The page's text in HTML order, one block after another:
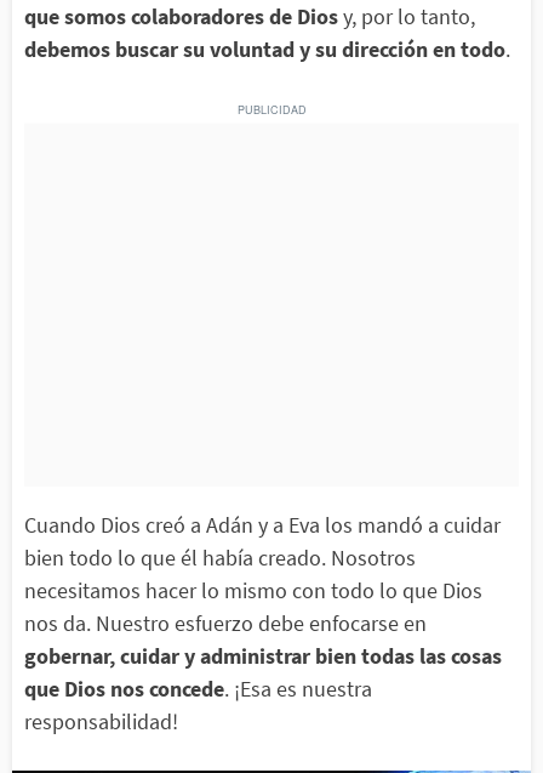
que somos colaboradores de Diosy, por lo tanto,
debemos buscar su voluntad y su dirección en todo.
Cuando Dios creó a Adán y a Eva los mandó a cuidar
bien todo lo que él había creado. Nosotros
necesitamos hacer lo mismo con todo lo que Dios
nos da. Nuestro esfuerzo debe enfocarse en
gobernar, cuidar y administrar bien todas las cosas
que Dios nos concede. ¡Esa es nuestra
responsabilidad!